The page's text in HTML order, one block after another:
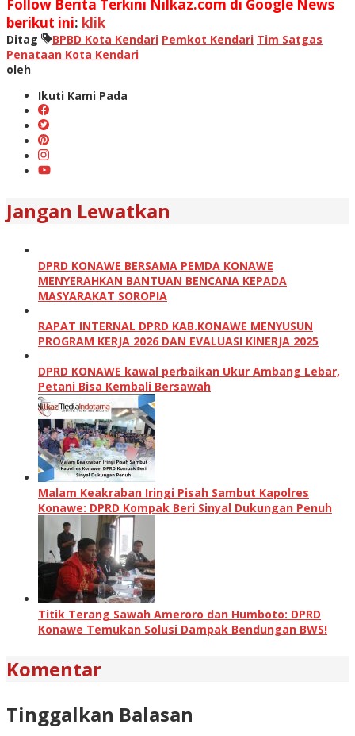
Follow Berita Terkini Nilkaz.com di Google News
berikut ini: klik
Ditag BPBD Kota Kendari Pemkot Kendari Tim Satgas
Penataan Kota Kendari
oleh
Ikuti Kami Pada
Jangan Lewatkan
DPRD KONAWE BERSAMA PEMDA KONAWE
MENYERAHKAN BANTUAN BENCANA KEPADA
MASYARAKAT SOROPIA
RAPAT INTERNAL DPRD KAB.KONAWE MENYUSUN
PROGRAM KERJA 2026 DAN EVALUASI KINERJA 2025
DPRD KONAWE kawal perbaikan Ukur Ambang Lebar,
Petani Bisa Kembali Bersawah
Malam Keakraban Iringi Pisah Sambut Kapolres
Konawe: DPRD Kompak Beri Sinyal Dukungan Penuh
Titik Terang Sawah Ameroro dan Humboto: DPRD
Konawe Temukan Solusi Dampak Bendungan BWS!
Komentar
Tinggalkan Balasan